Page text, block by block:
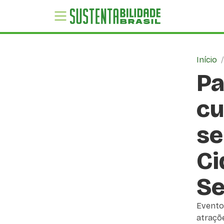
Início